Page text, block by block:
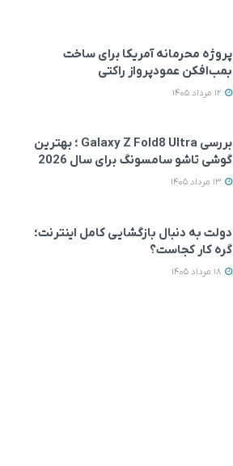
پروژه محرمانه آمریکا برای ساخت
بمب‌افکن عمودپرواز راکتی
بررسی Galaxy Z Fold8 Ultra ؛ بهترین
گوشی تاشو سامسونگ برای سال 2026
دولت به دنبال بازگشایی کامل اینترنت؛
گره کار کجاست؟